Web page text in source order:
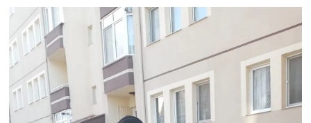
Genel
Asayiş
Kültür - Sanat